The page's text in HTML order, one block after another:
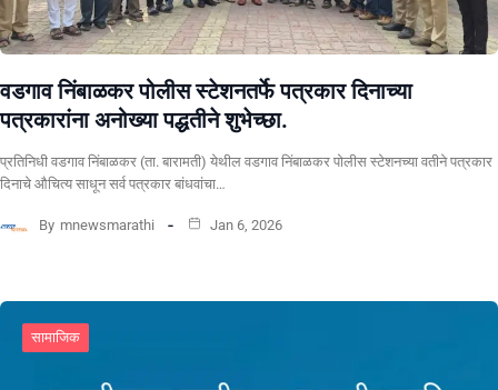
वडगाव निंबाळकर पोलीस स्टेशनतर्फे पत्रकार दिनाच्या
पत्रकारांना अनोख्या पद्धतीने शुभेच्छा.
प्रतिनिधी वडगाव निंबाळकर (ता. बारामती) येथील वडगाव निंबाळकर पोलीस स्टेशनच्या वतीने पत्रकार
दिनाचे औचित्य साधून सर्व पत्रकार बांधवांचा…
By mnewsmarathi Jan 6, 2026
सामाजिक